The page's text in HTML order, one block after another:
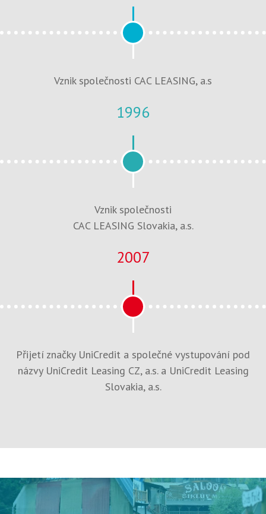
Vznik společnosti CAC LEASING, a.s
1996
Vznik společnosti
CAC LEASING Slovakia, a.s.
2007
Přijetí značky UniCredit a společné vystupování pod
názvy UniCredit Leasing CZ, a.s. a UniCredit Leasing
Slovakia, a.s.